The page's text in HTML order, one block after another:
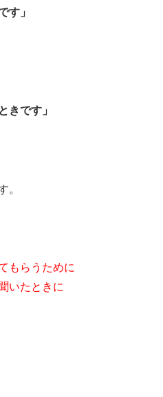
す」
きです」
。
もらうために
いたときに